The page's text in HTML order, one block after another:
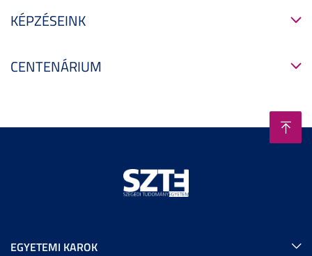
KÉPZÉSEINK
CENTENÁRIUM
EGYETEMI KAROK